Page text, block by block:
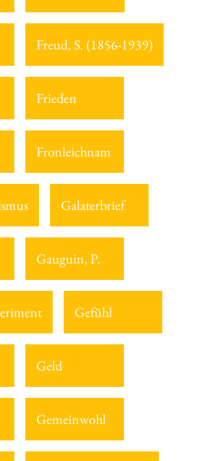
Freud, S. (1856-1939)
Frieden
Fronleichnam
Galaterbrief
Gauguin, P.
Gefühl
Geld
Gemeinwohl